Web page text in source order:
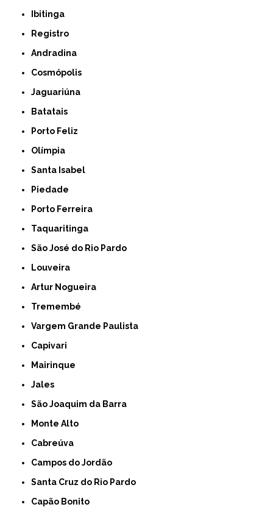
Ibitinga
Registro
Andradina
Cosmópolis
Jaguariúna
Batatais
Porto Feliz
Olímpia
Santa Isabel
Piedade
Porto Ferreira
Taquaritinga
São José do Rio Pardo
Louveira
Artur Nogueira
Tremembé
Vargem Grande Paulista
Capivari
Mairinque
Jales
São Joaquim da Barra
Monte Alto
Cabreúva
Campos do Jordão
Santa Cruz do Rio Pardo
Capão Bonito